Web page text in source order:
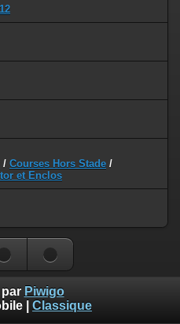
/ Courses Hors Stade /
et Enclos
Piwigo
Classique